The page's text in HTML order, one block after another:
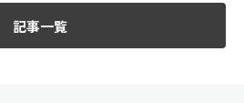
記事一覧